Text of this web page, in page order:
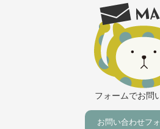
フォームでお問
お問い合わせフ